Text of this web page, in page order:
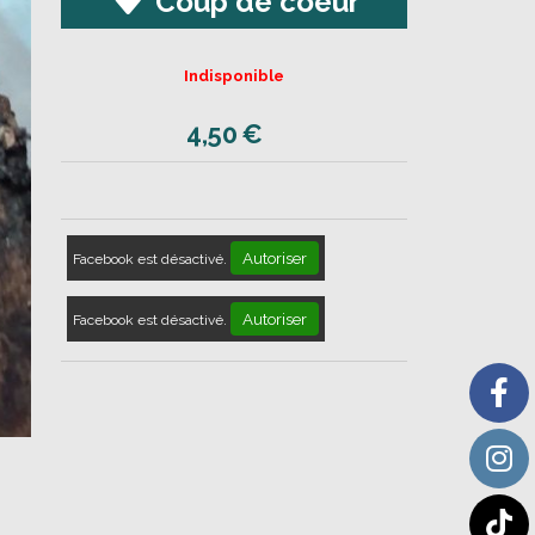
4,50€
Indisponible
Facebook est désactivé. Autoriser
Facebook est désactivé. Autoriser